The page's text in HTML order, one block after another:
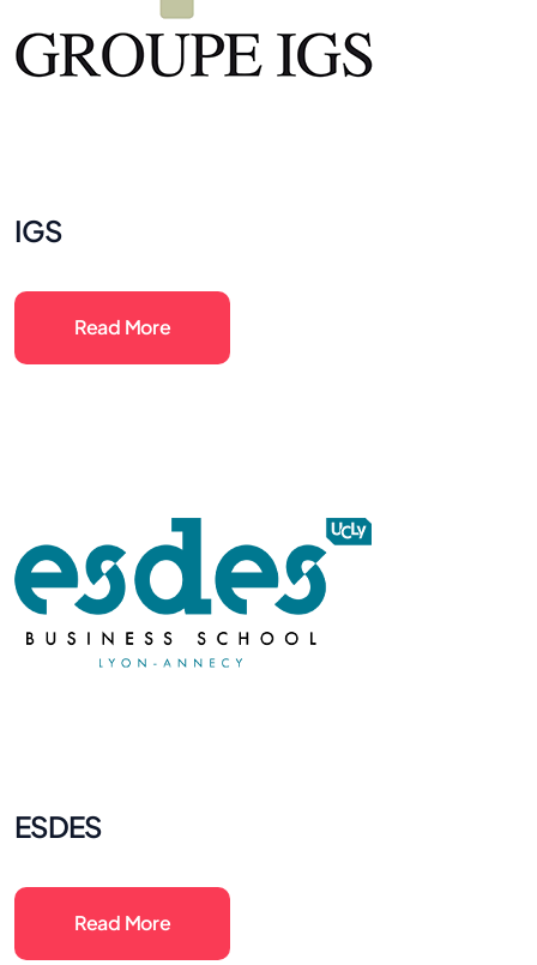
IGS
Read More
ESDES
Read More